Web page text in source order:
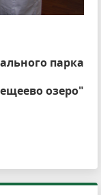
парка
озеро"